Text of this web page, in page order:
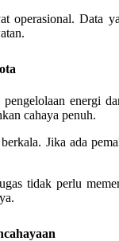
operasional. Data
energi
cahaya penuh.
Jika ada
tidak perlu